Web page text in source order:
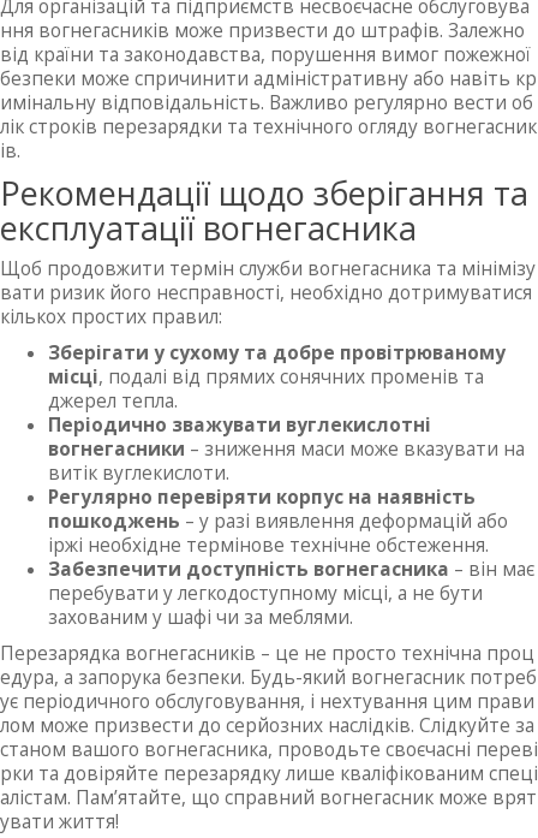
Для організацій та підприємств несвоєчасне обслуговува
ння вогнегасників може призвести до штрафів. Залежно
від країни та законодавства, порушення вимог пожежної
безпеки може спричинити адміністративну або навіть кр
имінальну відповідальність. Важливо регулярно вести об
лік строків перезарядки та технічного огляду вогнегасник
ів.
Рекомендації щодо зберігання та
експлуатації вогнегасника
Щоб продовжити термін служби вогнегасника та мінімізу
вати ризик його несправності, необхідно дотримуватися
кількох простих правил:
Зберігати у сухому та добре провітрюваному
місці, подалі від прямих сонячних променів та
джерел тепла.
Періодично зважувати вуглекислотні
вогнегасники – зниження маси може вказувати на
витік вуглекислоти.
Регулярно перевіряти корпус на наявність
пошкоджень – у разі виявлення деформацій або
іржі необхідне термінове технічне обстеження.
Забезпечити доступність вогнегасника – він має
перебувати у легкодоступному місці, а не бути
захованим у шафі чи за меблями.
Перезарядка вогнегасників – це не просто технічна проц
едура, а запорука безпеки. Будь-який вогнегасник потреб
ує періодичного обслуговування, і нехтування цим прави
лом може призвести до серйозних наслідків. Слідкуйте за
станом вашого вогнегасника, проводьте своєчасні переві
рки та довіряйте перезарядку лише кваліфікованим спеці
алістам. Пам’ятайте, що справний вогнегасник може врят
увати життя!